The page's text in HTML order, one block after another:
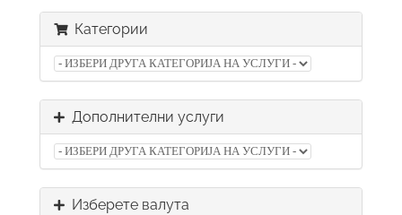
Категории
Дополнителни услуги
Изберете валута